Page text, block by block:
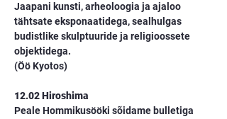
Jaapani kunsti, arheoloogia ja ajaloo
tähtsate eksponaatidega, sealhulgas
budistlike skulptuuride ja religioossete
objektidega.
(Öö Kyotos)
12.02 Hiroshima
Peale Hommikusööki sõidame bulletiga